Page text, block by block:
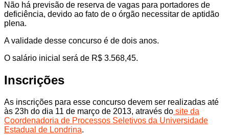
Não há previsão de reserva de vagas para portadores de
deficiência, devido ao fato de o órgão necessitar de aptidão
plena.
A validade desse concurso é de dois anos.
O salário inicial será de R$ 3.568,45.
Inscrições
As inscrições para esse concurso devem ser realizadas até
às 23h do dia 11 de março de 2013, através do site da
Coordenadoria de Processos Seletivos da Universidade
Estadual de Londrina.